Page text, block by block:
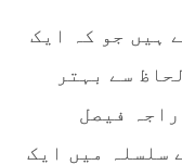
کئے گئے ہیں جو کہ ایک
سے بہتر
فیصل
سلسلہ میں ایک